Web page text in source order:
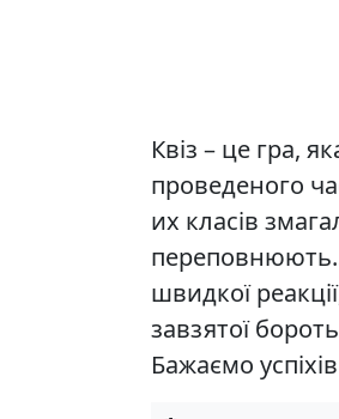
Квіз – це гра,
проведеного
их класів
швидкої
завзятої
Бажаємо